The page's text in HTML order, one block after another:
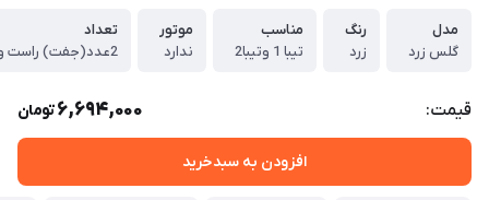
مدل
گلس زرد
رنگ
زرد
مناسب
تیبا 1 وتیبا2
موتور
ندارد
تعداد
2عدد(جفت) راست و چپ
قیمت: 6,694,000تومان
افزودن به سبدخرید